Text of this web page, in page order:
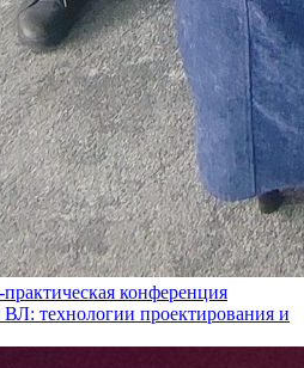
конференция
технологии проектирования и